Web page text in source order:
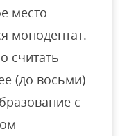
место
монодентат.
считать
(до восьми)
с